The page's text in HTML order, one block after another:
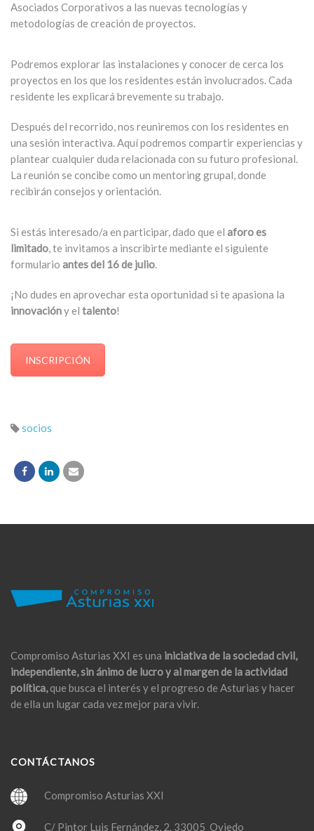
Asociados Corporativos a las nuevas tecnologías y
metodologías de creación de proyectos.
Podremos explorar las instalaciones y conocer de cerca los
proyectos en los que los residentes están involucrados. Cada
residente les explicará brevemente su trabajo.
Después del recorrido, nos reuniremos con los residentes en
una sesión interactiva. Aquí podremos compartir experiencias y
plantear cualquier duda relacionada con su futuro profesional.
La reunión se concibe como un mentoring grupal, donde
recibirán consejos y orientación.
Si estás interesado/a en participar, dado que el aforo es
limitado, te invitamos a inscribirte mediante el siguiente
formulario antes del 16 de julio.
¡No dudes en aprovechar esta oportunidad si te apasiona la
innovacióny el talento!
INSCRIPCIÓN
socios
Compromiso Asturias XXI es una iniciativa de la sociedad civil,
independiente, sin ánimo de lucro y al margen de la actividad
política,que busca el interés y el progreso de Asturias y hacer
de ella un lugar cada vez mejor para vivir.
CONTÁCTANOS
Compromiso Asturias XXI
C/ Pintor Luis Fernández, 2. 33005 Oviedo